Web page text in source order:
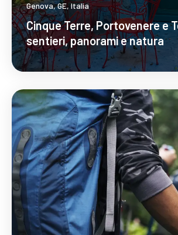
Genova, GE, Italia
Cinque Terre, Portovenere e
sentieri, panorami e natura
Scopri Di Più